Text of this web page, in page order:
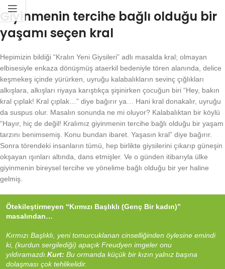
Giyinmenin tercihe bağlı olduğu bir
yaşamı seçen kral
Hepimizin bildiği “Kralın Yeni Giysileri” adlı masalda kral; olmayan
elbisesiyle enkaza dönüşmüş ataerkil bedeniyle tören alanında, delice
keşmekeş içinde yürürken, uyruğu kalabalıkların sevinç çığlıkları
alkışlara, alkışları riyaya karıştıkça şişinirken çocuğun biri “Hey, bakın
kral çıplak! Kral çıplak…” diye bağırır ya… Hani kral donakalır, uyruğu
da suspus olur. Masalın sonunda ne mi oluyor? Kalabalıktan bir köylü
“Hayır, hiç de değil! Kralımız giyinmenin tercihe bağlı olduğu bir yaşam
tarzını benimsemiş. Konu bundan ibaret. Yaşasın kral” diye bağırır.
Sonra törendeki insanların tümü, hep birlikte giysilerini çıkarıp güneşin
okşayan ışınları altında, dans etmişler. Ve o günden itibarıyla ülke
giyinmenin bireysel tercihe ve yönelime bağlı olduğu bir yer haline
gelmiş.
Ötekileştirmeyen “Kırmızı Başlıklı (Genç Bir kadın)”
masalından…
Kırmızı Başlıklı, yeni tomurcuklanan cinselliğinden öylesine emindi
ki, (kurdun sergilediği) apaçık Freudyen imgeler onu
yıldıramazdı. Kurt: Bu ormanda küçük bir kızın yalnız başına
dolaşması çok tehlikelidir.